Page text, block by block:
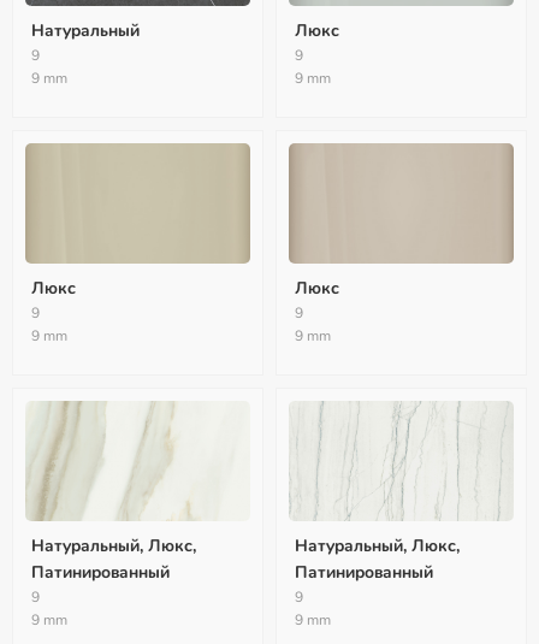
Натуральный
9
9 mm
Люкс
9
9 mm
Люкс
9
9 mm
Люкс
9
9 mm
Натуральный, Люкс,
Патинированный
9
9 mm
Натуральный, Люкс,
Патинированный
9
9 mm